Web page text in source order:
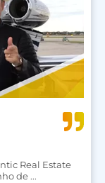
Real Estate
de ...